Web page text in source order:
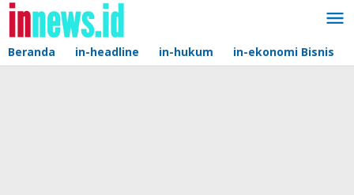
Lewati
konten
Beranda in-headline in-hukum in-ekonomi Bisnis